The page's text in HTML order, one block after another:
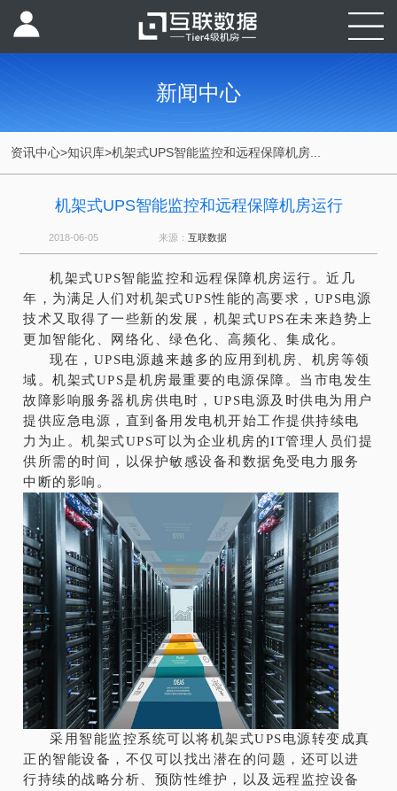
新闻中心
资讯中心>知识库>机架式UPS智能监控和远程保障机房...
机架式UPS智能监控和远程保障机房运行
2018-06-05 来源： 互联数据
机架式UPS智能监控和远程保障机房运行。近几
年，为满足人们对机架式UPS性能的高要求，UPS电源
技术又取得了一些新的发展，机架式UPS在未来趋势上
更加智能化、网络化、绿色化、高频化、集成化。
现在，UPS电源越来越多的应用到机房、机房等领
域。机架式UPS是机房最重要的电源保障。当市电发生
故障影响服务器机房供电时，UPS电源及时供电为用户
提供应急电源，直到备用发电机开始工作提供持续电
力为止。机架式UPS可以为企业机房的IT管理人员们提
供所需的时间，以保护敏感设备和数据免受电力服务
中断的影响。
采用智能监控系统可以将机架式UPS电源转变成真
正的智能设备，不仅可以找出潜在的问题，还可以进
行持续的战略分析、预防性维护，以及远程监控设备